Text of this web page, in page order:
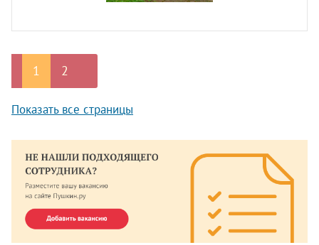
1 2
Показать все страницы